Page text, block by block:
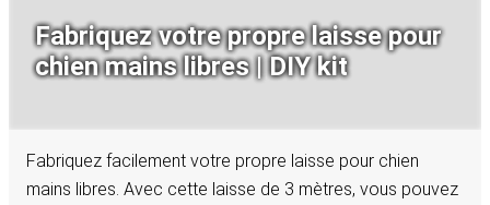
Fabriquez votre propre laisse pour
chien mains libres | DIY kit
Fabriquez facilement votre propre laisse pour chien
mains libres. Avec cette laisse de 3 mètres, vous pouvez